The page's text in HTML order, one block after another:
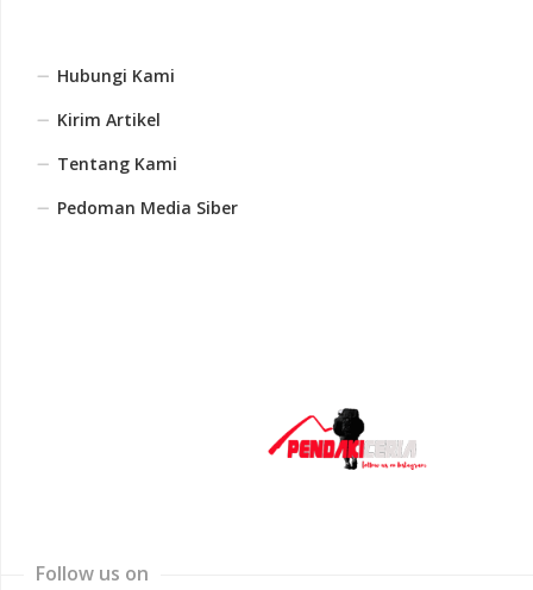
Hubungi Kami
Kirim Artikel
Tentang Kami
Pedoman Media Siber
Follow us on